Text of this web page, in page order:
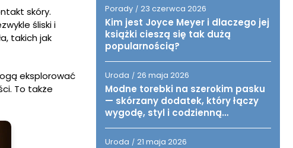
skóry.
śliski i
takich jak
eksplorować
To także
Porady / 23 czerwca 2026
Kim jest Joyce Meyer i dlaczego jej
książki cieszą się tak dużą
popularnością?
Uroda / 26 maja 2026
Modne torebki na szerokim pasku
— skórzany dodatek, który łączy
wygodę, styl i codzienną
Uroda / 21 maja 2026